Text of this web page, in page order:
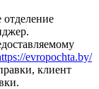
evropochta.by/
клиент